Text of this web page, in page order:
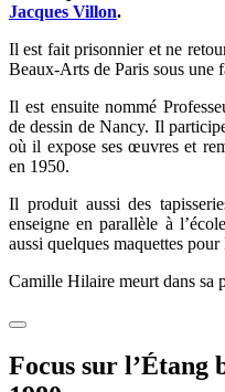
Jacques Villon.
Il est fait prisonnier et ne
Beaux-Arts de Paris sous une
Il est ensuite nommé
de dessin de Nancy. Il
où il expose ses œuvres et
en 1950.
Il produit aussi des
enseigne en parallèle à
aussi quelques maquettes
Camille Hilaire meurt dans sa
Focus sur